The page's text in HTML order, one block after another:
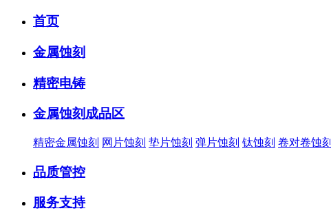
首页
金属蚀刻
精密电铸
金属蚀刻成品区
精密金属蚀刻 网片蚀刻 垫片蚀刻 弹片蚀刻 钛蚀刻 卷对卷蚀刻
品质管控
服务支持